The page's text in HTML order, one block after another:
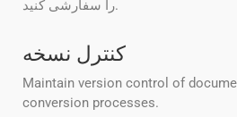
را سفارشی کنید.
کنترل نسخه
Maintain version control of
conversion processes.